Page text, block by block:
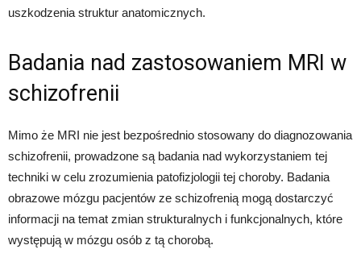
uszkodzenia struktur anatomicznych.
Badania nad zastosowaniem MRI w
schizofrenii
Mimo że MRI nie jest bezpośrednio stosowany do diagnozowania
schizofrenii, prowadzone są badania nad wykorzystaniem tej
techniki w celu zrozumienia patofizjologii tej choroby. Badania
obrazowe mózgu pacjentów ze schizofrenią mogą dostarczyć
informacji na temat zmian strukturalnych i funkcjonalnych, które
występują w mózgu osób z tą chorobą.